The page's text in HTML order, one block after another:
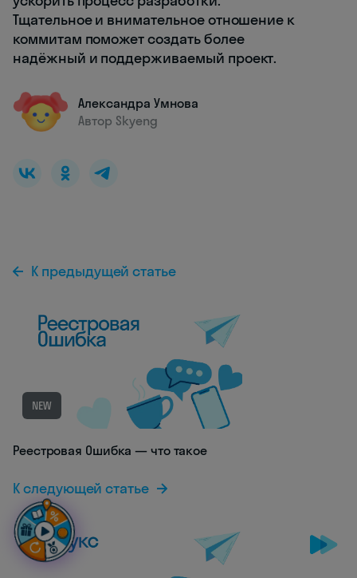
Тщательное и внимательное отношение к
коммитам поможет создать более
надёжный и поддерживаемый проект.
Александра Умнова
Автор Skyeng
К предыдущей статье
NEW
Реестровая Ошибка — что такое
К следующей статье